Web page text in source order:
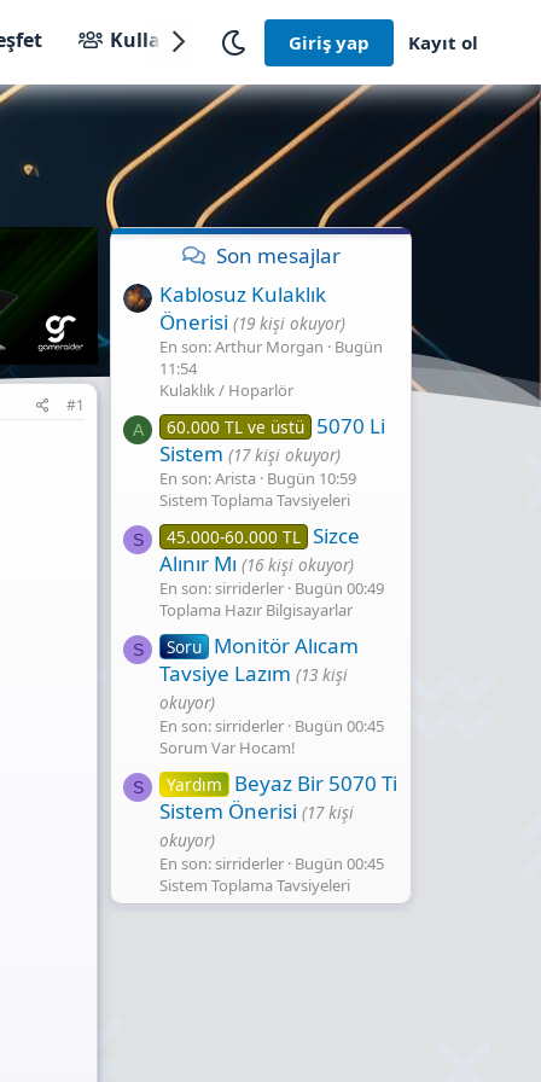
Kullanıcılar Giriş yap Kayıt ol
#1
Son mesajlar
Kablosuz Kulaklık
Önerisi (19 kişi okuyor)
En son: Arthur Morgan
Bugün
11:54
Kulaklık / Hoparlör
A 60.000 TL ve üstü 5070 Li
Sistem (17 kişi okuyor)
En son: Arista Bugün 10:59
Sistem Toplama Tavsiyeleri
S 45.000-60.000 TL Sizce
Alınır Mı (16 kişi okuyor)
En son: sirriderler Bugün 00:49
Toplama Hazır Bilgisayarlar
S Soru Monitör Alıcam
Tavsiye Lazım (13 kişi
okuyor)
En son: sirriderler Bugün 00:45
Sorum Var Hocam!
S Yardım
Beyaz Bir 5070 Ti
Sistem Önerisi (17 kişi
okuyor)
En son: sirriderler Bugün 00:45
Sistem Toplama Tavsiyeleri